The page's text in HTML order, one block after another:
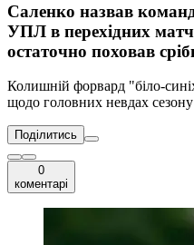
Саленко назвав
УПЛ в перехідних
остаточно поховав
Колишній форвард "біло-
щодо головних невдах сезону
Поділитись
0
коментарі